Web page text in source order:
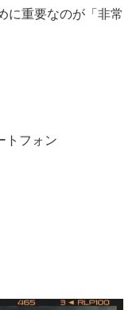
に重要なのが「非常
トフォン